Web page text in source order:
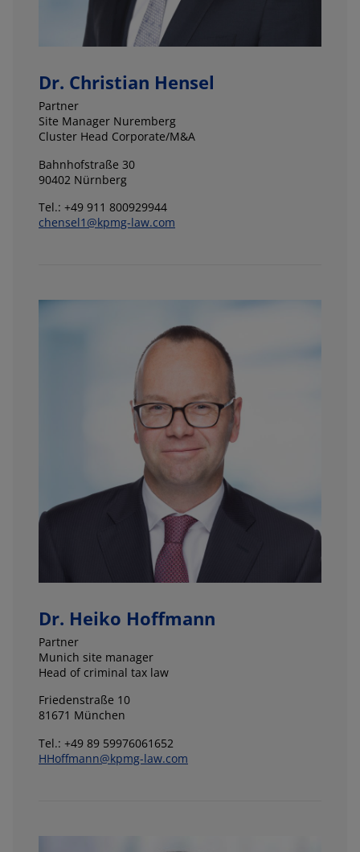
Dr. Christian Hensel
Partner
Site Manager Nuremberg
Cluster Head Corporate/M&A
Bahnhofstraße 30
90402 Nürnberg
Tel.: +49 911 800929944
chensel1@kpmg-law.com
Dr. Heiko Hoffmann
Partner
Munich site manager
Head of criminal tax law
Friedenstraße 10
81671 München
Tel.: +49 89 59976061652
HHoffmann@kpmg-law.com